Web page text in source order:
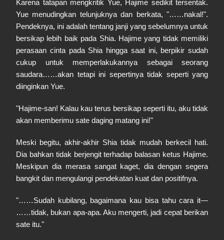
Karena tatapan mengkritik Yue, Hajime sedikit tersentak.
Yue menudingkan telunjuknya dan berkata, "……nakal!".
Pendeknya, ini adalah tentang janji yang sebelumnya untuk
bersikap lebih baik pada Shia. Hajime yang tidak memiliki
perasaan cinta pada Shia hingga saat ini, berpikir sudah
cukup untuk memperlakukannya sebagai seorang
saudara……akan tetapi ini sepertinya tidak seperti yang
diinginkan Yue.
"Hajime-san! Kalau kau terus bersikap seperti itu, aku tidak
akan memberimu sate daging matang ini!"
Meski begitu, akhir-akhir Shia tidak mudah berkecil hati.
Dia bahkan tidak berjengit terhadap balasan ketus Hajime.
Meskipun dia merasa sangat kaget, dia dengan segera
bangkit dan mengulangi pendekatan kuat dan positifnya.
"……Sudah kubilang, bagaimana kau bisa tahu cara it—
……tidak, bukan apa-apa. Aku mengerti, jadi cepat berikan
sate itu."